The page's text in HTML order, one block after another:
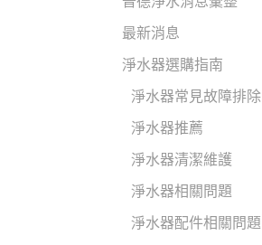
最新消息
淨水器選購指南
淨水器常見故障排除
淨水器推薦
淨水器清潔維護
淨水器相關問題
淨水器配件相關問題